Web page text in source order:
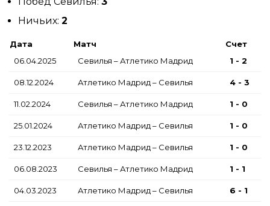
Ничьих: 2
Дата Матч
Счет
06.04.2025
Севилья – Атлетико Мадрид 1 - 2
08.12.2024 Атлетико Мадрид – Севилья 4 - 3
11.02.2024 Севилья – Атлетико Мадрид 1 - 0
25.01.2024 Атлетико Мадрид – Севилья 1 - 0
23.12.2023 Атлетико Мадрид – Севилья 1 - 0
06.08.2023 Севилья – Атлетико Мадрид 1 - 1
04.03.2023 Атлетико Мадрид – Севилья 6 - 1